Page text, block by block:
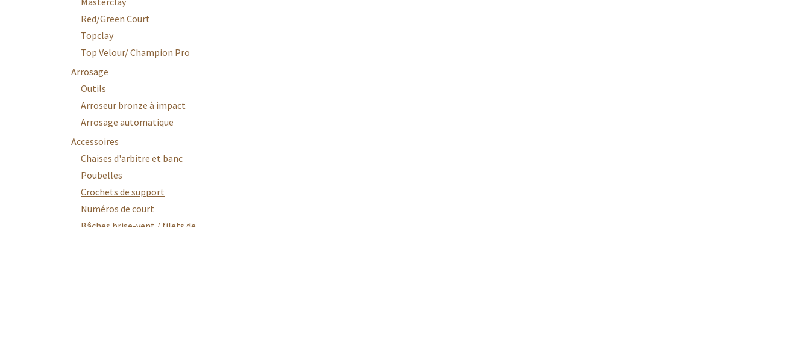
Red/Green Court
Topclay
Top Velour/ Champion Pro
Arrosage
Outils
Arroseur bronze à impact
Arrosage automatique
Accessoires
Chaises d'arbitre et banc
Poubelles
Crochets de support
Numéros de court
Bâches brise-vent / filets de